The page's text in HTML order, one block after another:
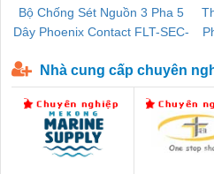
Bộ Chống Sét Nguồn 3 Pha 5
Dây Phoenix Contact FLT-SEC-
Nhà cung cấp chuyên